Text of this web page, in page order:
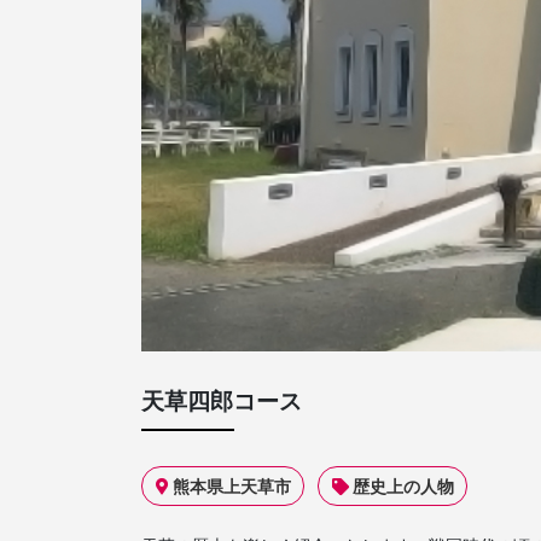
天草四郎コース
熊本県上天草市 歴史上の人物